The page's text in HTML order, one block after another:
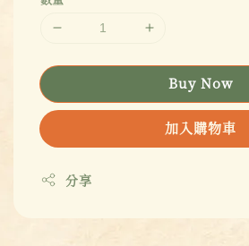
Buy Now
加入購物車
分享